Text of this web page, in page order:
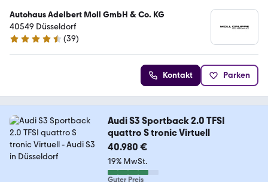
Autohaus Adelbert Moll GmbH & Co. KG
40549 Düsseldorf
4.5 Sterne
(39)
Kontakt Parken
Audi S3 Sportback 2.0 TFSI
quattro S tronic Virtuell
40.980 €
19% MwSt.
Guter Preis